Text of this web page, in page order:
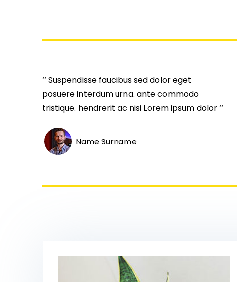
‘‘ Suspendisse faucibus sed dolor eget
posuere interdum urna. ante commodo
tristique. hendrerit ac nisi Lorem ipsum dolor ‘‘
Name Surname